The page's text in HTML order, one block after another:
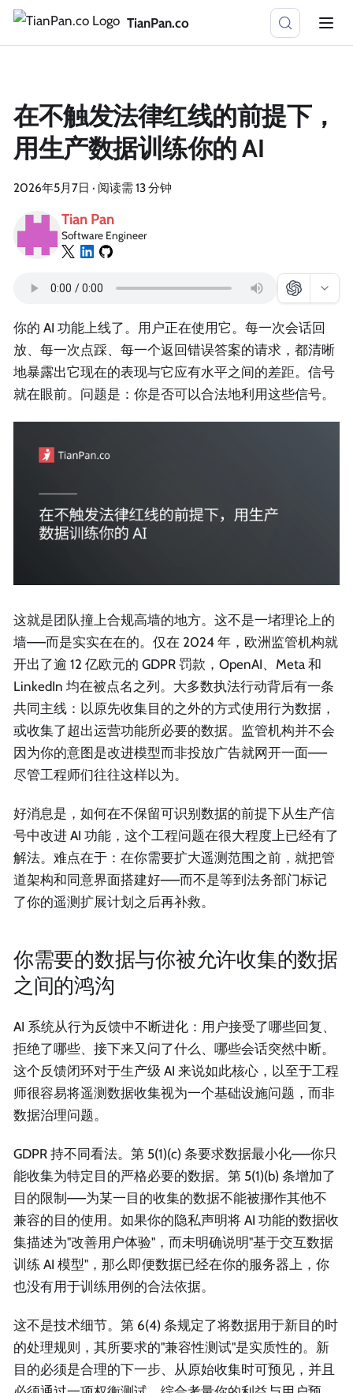
TianPan.co
在不触发法律红线的前提下，
用生产数据训练你的 AI
2026年5月7日 · 阅读需 13 分钟
Tian Pan
Software Engineer
你的 AI 功能上线了。用户正在使用它。每一次会话回
放、每一次点踩、每一个返回错误答案的请求，都清晰
地暴露出它现在的表现与它应有水平之间的差距。信号
就在眼前。问题是：你是否可以合法地利用这些信号。
这就是团队撞上合规高墙的地方。这不是一堵理论上的
墙——而是实实在在的。仅在 2024 年，欧洲监管机构就
开出了逾 12 亿欧元的 GDPR 罚款，OpenAI、Meta 和
LinkedIn 均在被点名之列。大多数执法行动背后有一条
共同主线：以原先收集目的之外的方式使用行为数据，
或收集了超出运营功能所必要的数据。监管机构并不会
因为你的意图是改进模型而非投放广告就网开一面——
尽管工程师们往往这样以为。
好消息是，如何在不保留可识别数据的前提下从生产信
号中改进 AI 功能，这个工程问题在很大程度上已经有了
解法。难点在于：在你需要扩大遥测范围之前，就把管
道架构和同意界面搭建好——而不是等到法务部门标记
了你的遥测扩展计划之后再补救。
你需要的数据与你被允许收集的数据
之间的鸿沟
AI 系统从行为反馈中不断进化：用户接受了哪些回复、
拒绝了哪些、接下来又问了什么、哪些会话突然中断。
这个反馈闭环对于生产级 AI 来说如此核心，以至于工程
师很容易将遥测数据收集视为一个基础设施问题，而非
数据治理问题。
GDPR 持不同看法。第 5(1)(c) 条要求数据最小化——你只
能收集为特定目的严格必要的数据。第 5(1)(b) 条增加了
目的限制——为某一目的收集的数据不能被挪作其他不
兼容的目的使用。如果你的隐私声明将 AI 功能的数据收
集描述为"改善用户体验"，而未明确说明"基于交互数据
训练 AI 模型"，那么即便数据已经在你的服务器上，你
也没有用于训练用例的合法依据。
这不是技术细节。第 6(4) 条规定了将数据用于新目的时
的处理规则，其所要求的"兼容性测试"是实质性的。新
目的必须是合理的下一步、从原始收集时可预见，并且